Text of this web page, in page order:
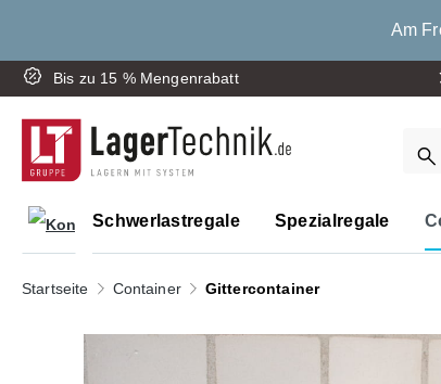
Am
Bis zu 15 % Mengenrabatt
Schwerlastregale Spezialregale
Startseite Container Gittercontainer
Bildergalerie überspringen